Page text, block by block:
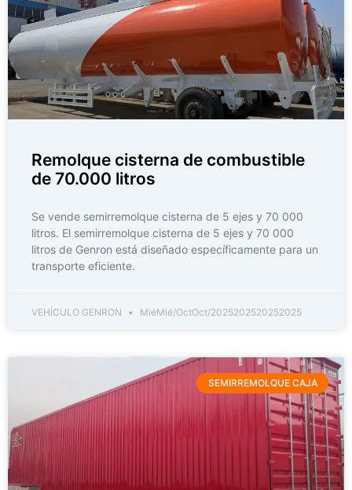
Remolque cisterna de combustible
de 70.000 litros
Se vende semirremolque cisterna de 5 ejes y 70 000
litros. El semirremolque cisterna de 5 ejes y 70 000
litros de Genron está diseñado específicamente para un
transporte eficiente.
VEHÍCULO GENRON MiéMié/OctOct/2025202520252025
SEMIRREMOLQUE CAJA